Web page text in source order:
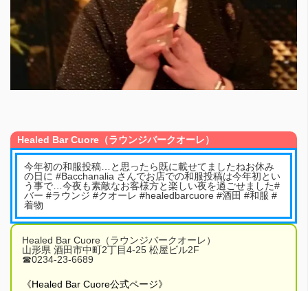
Healed Bar Cuore（ラウンジバークオーレ）
今年初の和服投稿…と思ったら既に載せてましたねお休み
の日に #Bacchanalia さんでお店での和服投稿は今年初とい
う事で…今夜も素敵なお客様方と楽しい夜を過ごせました#
バー #ラウンジ #クオーレ #healedbarcuore #酒田 #和服 #
着物
Healed Bar Cuore（ラウンジバークオーレ）
山形県 酒田市中町2丁目4-25 松屋ビル2F
☎︎0234-23-6689
《Healed Bar Cuore公式ページ》